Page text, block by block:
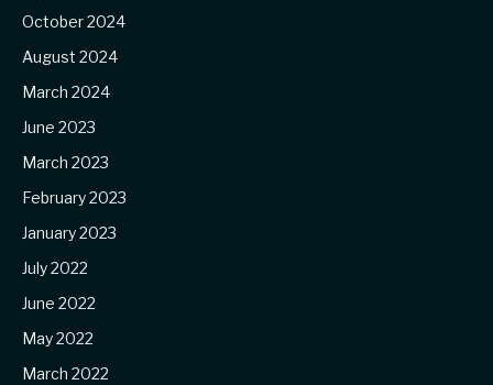
October 2024
August 2024
March 2024
June 2023
March 2023
February 2023
January 2023
July 2022
June 2022
May 2022
March 2022